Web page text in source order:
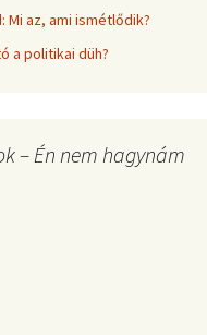
az, ami ismétlődik?
a politikai düh?
– Én nem hagynám